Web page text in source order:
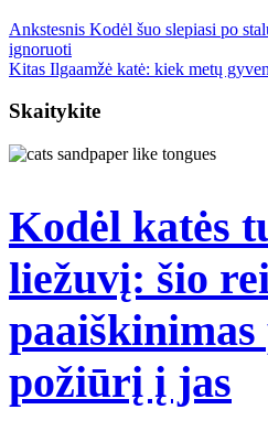
Navigacija
tarp
įrašų
Ankstesnis Previous
Kodėl šuo slepiasi po
ignoruoti
Kitas Next
Ilgaamžė katė: kiek metų
Skaitykite
Kodėl katės
liežuvį: šio
požiūrį į jas